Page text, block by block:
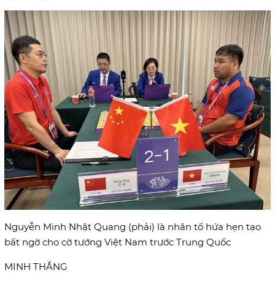
Nguyễn Minh Nhật Quang (phải) là nhân tố hứa hẹn tạo
bất ngờ cho cờ tướng Việt Nam trước Trung Quốc
MINH THẮNG